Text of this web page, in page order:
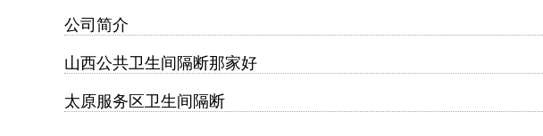
公司简介
山西公共卫生间隔断那家好
太原服务区卫生间隔断